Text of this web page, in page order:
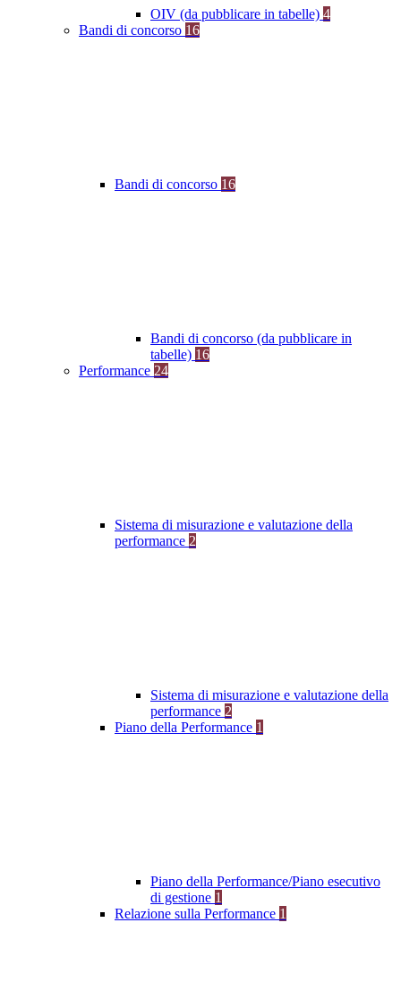
OIV (da pubblicare in tabelle) 4
Bandi di concorso 16
Bandi di concorso 16
Bandi di concorso (da pubblicare in
tabelle) 16
Performance 24
Sistema di misurazione e valutazione della
performance 2
Sistema di misurazione e valutazione della
performance 2
Piano della Performance 1
Piano della Performance/Piano esecutivo
di gestione 1
Relazione sulla Performance 1